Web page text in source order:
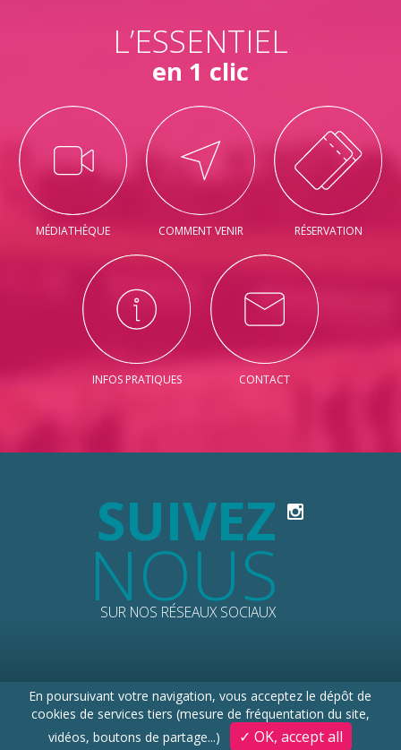
L’ESSENTIEL
en 1 clic
MÉDIATHÈQUE COMMENT VENIR RÉSERVATION
INFOS PRATIQUES CONTACT
SUIVEZ
NOUS
SUR NOS RÉSEAUX SOCIAUX
© 2026 PERCHE TOURISME
Mentions légales
Données personnelles
Plan du site
En poursuivant votre navigation, vous acceptez le dépôt de
cookies de services tiers (mesure de fréquentation du site,
vidéos, boutons de partage...)
✓ OK, accept all